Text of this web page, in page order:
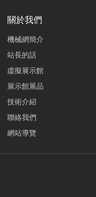
關於我們
機械網簡介
站長的話
虛擬展示館
展示館展品
技術介紹
聯絡我們
網站導覽